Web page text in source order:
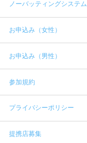
ノーバッティングシステム
お申込み（女性）
お申込み（男性）
参加規約
プライバシーポリシー
提携店募集